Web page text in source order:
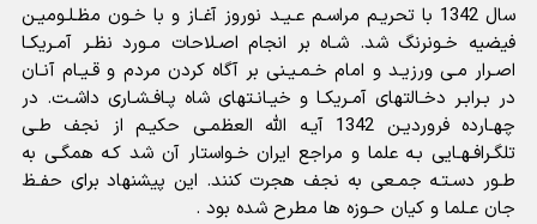
سال 1342 با تحریـم مراسـم عـیـد نوروز آغـاز و با خـون مظـلـومیـن
فیضیه خـونرنگ شد. شـاه بر انجام اصـلاحات مـورد نظـر آمـریکـا
اصـرار مـى ورزیـد و امام خـمـیـنى بر آگاه کردن مردم و قـیـام آنـان
در بـرابـر دخـالتهاى آمـریکـا و خیـانـتهاى شاه پـافـشـارى داشـت. در
چهـارده فروردیـن 1342 آیـه الله العظمـى حکیـم از نجف طـى
تلگـرافـهـایى بـه علما و مراجع ایران خـواستار آن شد کـه همگـى به
طـور دسـتـه جمـعى به نجف هجرت کنند. این پیشنهاد براى حفـظ
جان عـلما و کیان حـوزه ها مطرح شده بود .